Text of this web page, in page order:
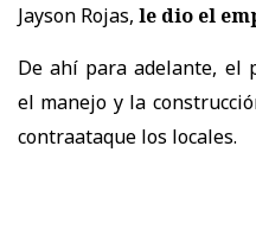
Jayson Rojas, le dio el
De ahí para adelante, el
el manejo y la
contraataque los locales.